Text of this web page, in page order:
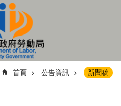
首頁 公告資訊 新聞稿